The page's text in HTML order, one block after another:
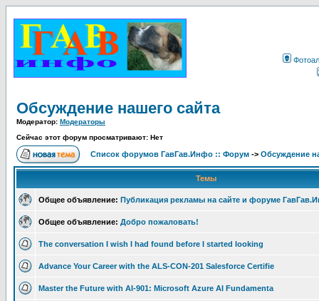
Обсуждение нашего сайта
Модератор: Модераторы
Сейчас этот форум просматривают: Нет
Список форумов ГавГав.Инфо :: Форум -> Обсуждение
Темы
Общее объявление: Публикация рекламы на сайте и форуме
Общее объявление: Добро пожаловать!
The conversation I wish I had found before I started looking
Advance Your Career with the ALS-CON-201 Salesforce Certifie
Master the Future with AI-901: Microsoft Azure AI Fundamenta